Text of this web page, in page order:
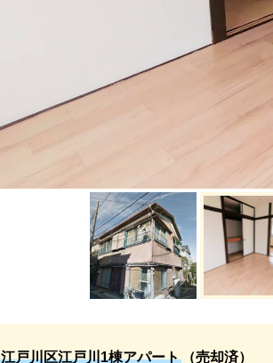
江戸川区江戸川1棟アパート （売却済）